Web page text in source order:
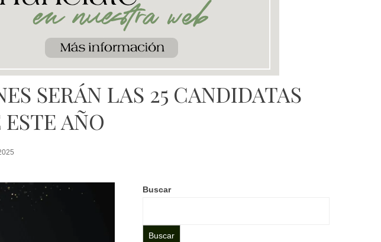
SERÁN LAS 25 CANDIDATAS
AÑO
Buscar
Buscar